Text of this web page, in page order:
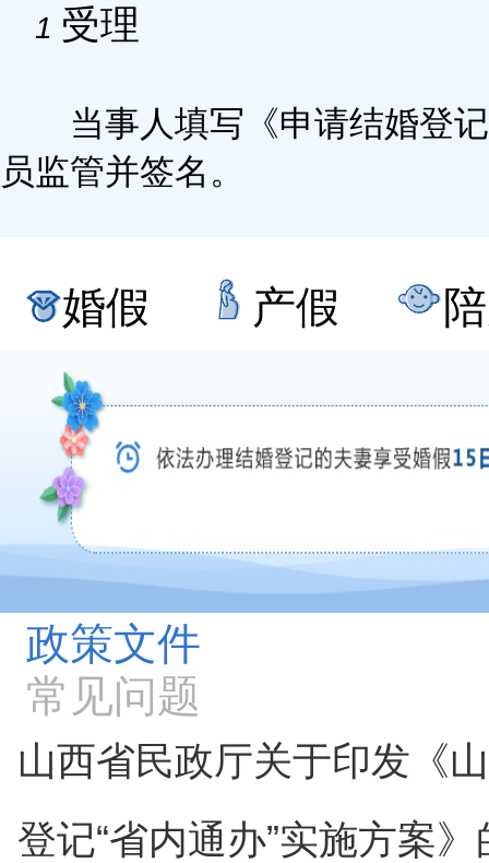
1 受理
审查
3 登记
5 收费标准
办理地点
当事人填写《申请结婚登
员监管并签名。
婚假 产假
政策文件
常见问题
山西省民政厅关于印发《
登记“省内通办”实施方案